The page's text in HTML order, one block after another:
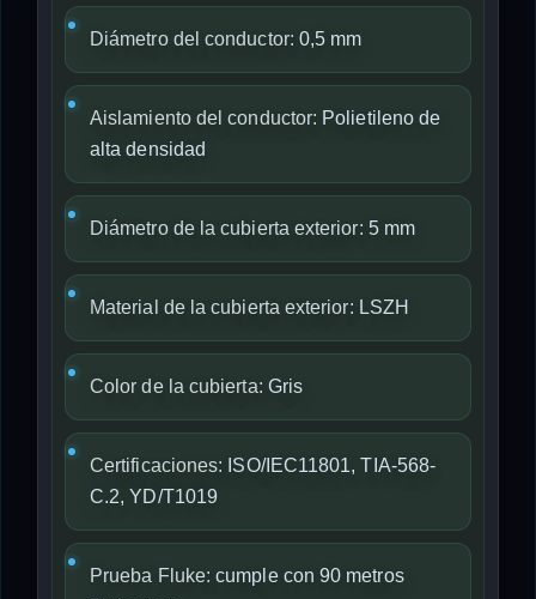
Diámetro del conductor: 0,5 mm
Aislamiento del conductor: Polietileno de
alta densidad
Diámetro de la cubierta exterior: 5 mm
Material de la cubierta exterior: LSZH
Color de la cubierta: Gris
Certificaciones: ISO/IEC11801, TIA-568-
C.2, YD/T1019
Prueba Fluke: cumple con 90 metros